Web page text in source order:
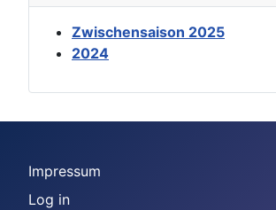
Zwischensaison 2025
2024
Impressum
Log in